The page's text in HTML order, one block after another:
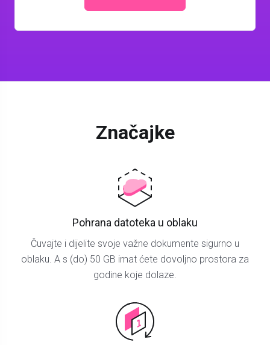
Značajke
Pohrana datoteka u oblaku
Čuvajte i dijelite svoje važne dokumente sigurno u
oblaku. A s (do) 50 GB imat ćete dovoljno prostora za
godine koje dolaze.